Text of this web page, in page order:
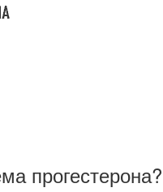
прогестерона?